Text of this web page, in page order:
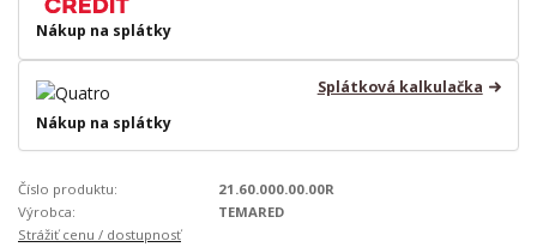
Nákup na splátky
Splátková kalkulačka
Nákup na splátky
Číslo produktu:
21.60.000.00.00R
Výrobca:
TEMARED
Strážiť cenu / dostupnosť